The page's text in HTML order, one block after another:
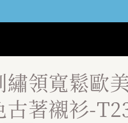
繡領寬鬆歐
古著襯衫-